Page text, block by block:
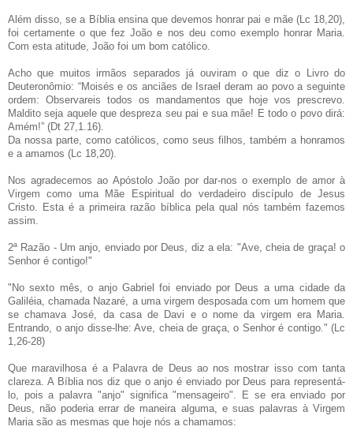
Além disso, se a Bíblia ensina que devemos honrar pai e mãe (Lc 18,20),
foi certamente o que fez João e nos deu como exemplo honrar Maria.
Com esta atitude, João foi um bom católico.
Acho que muitos irmãos separados já ouviram o que diz o Livro do
Deuteronômio: “Moisés e os anciães de Israel deram ao povo a seguinte
ordem: Observareis todos os mandamentos que hoje vos prescrevo.
Maldito seja aquele que despreza seu pai e sua mãe! E todo o povo dirá:
Amém!” (Dt 27,1.16).
Da nossa parte, como católicos, como seus filhos, também a honramos
e a amamos (Lc 18,20).
Nos agradecemos ao Apóstolo João por dar-nos o exemplo de amor à
Virgem como uma Mãe Espiritual do verdadeiro discípulo de Jesus
Cristo. Esta é a primeira razão bíblica pela qual nós também fazemos
assim.
2ª Razão - Um anjo, enviado por Deus, diz a ela: "Ave, cheia de graça! o
Senhor é contigo!"
"No sexto mês, o anjo Gabriel foi enviado por Deus a uma cidade da
Galiléia, chamada Nazaré, a uma virgem desposada com um homem que
se chamava José, da casa de Davi e o nome da virgem era Maria.
Entrando, o anjo disse-lhe: Ave, cheia de graça, o Senhor é contigo." (Lc
1,26-28)
Que maravilhosa é a Palavra de Deus ao nos mostrar isso com tanta
clareza. A Bíblia nos diz que o anjo é enviado por Deus para representá-
lo, pois a palavra "anjo" significa "mensageiro". E se era enviado por
Deus, não poderia errar de maneira alguma, e suas palavras à Virgem
Maria são as mesmas que hoje nós a chamamos: